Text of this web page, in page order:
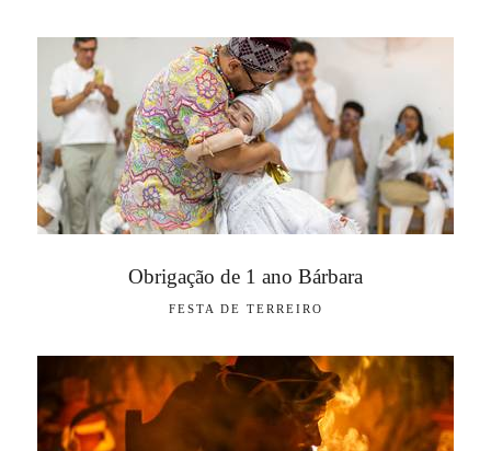
Obrigação de 1 ano Bárbara
FESTA DE TERREIRO